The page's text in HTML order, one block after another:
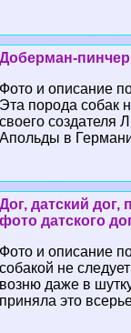
Доберман-
Фото и описание
Эта порода собак
своего создателя
Апольды в
Дог, датский дог,
фото датского
Фото и описание
собакой не
возню даже в
приняла это